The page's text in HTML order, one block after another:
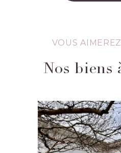
VOUS
Nos biens